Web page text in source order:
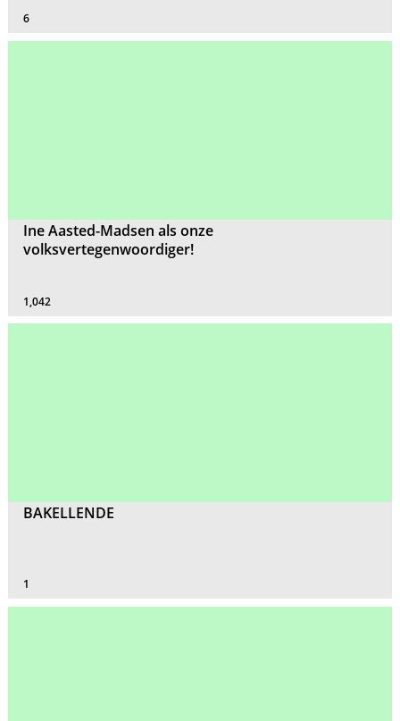
6
Ine Aasted-Madsen als onze
volksvertegenwoordiger!
1,042
BAKELLENDE
1